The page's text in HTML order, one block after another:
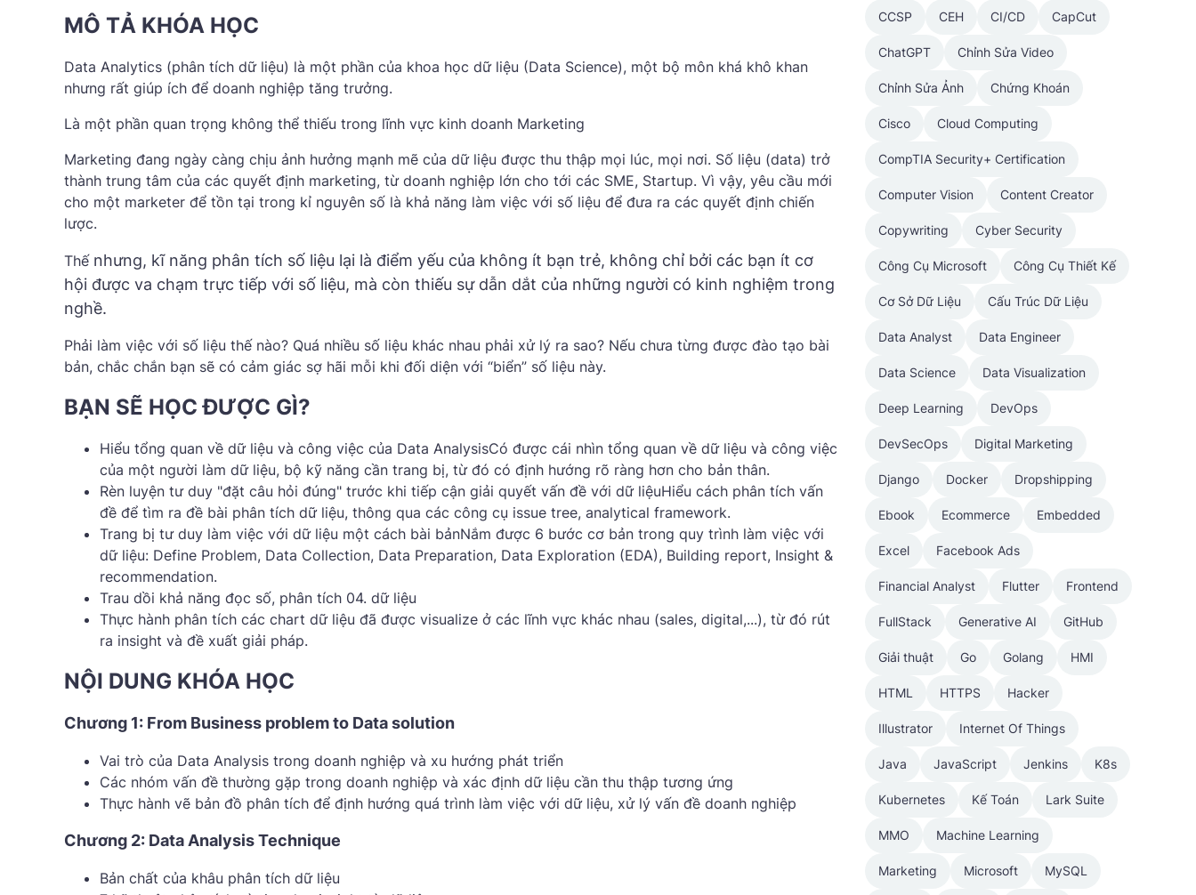
MÔ TẢ KHÓA HỌC
Data Analytics (phân tích dữ liệu) là một phần của khoa học dữ liệu (Data Science), một bộ môn khá khô khan
nhưng rất giúp ích để doanh nghiệp tăng trưởng.
Là một phần quan trọng không thể thiếu trong lĩnh vực kinh doanh Marketing
Marketing đang ngày càng chịu ảnh hưởng mạnh mẽ của dữ liệu được thu thập mọi lúc, mọi nơi. Số liệu (data) trở
thành trung tâm của các quyết định marketing, từ doanh nghiệp lớn cho tới các SME, Startup. Vì vậy, yêu cầu mới
cho một marketer để tồn tại trong kỉ nguyên số là khả năng làm việc với số liệu để đưa ra các quyết định chiến
lược.
Thế nhưng, kĩ năng phân tích số liệu lại là điểm yếu của không ít bạn trẻ, không chỉ bởi các bạn ít cơ
hội được va chạm trực tiếp với số liệu, mà còn thiếu sự dẫn dắt của những người có kinh nghiệm trong
nghề.
Phải làm việc với số liệu thế nào? Quá nhiều số liệu khác nhau phải xử lý ra sao? Nếu chưa từng được đào tạo bài
bản, chắc chắn bạn sẽ có cảm giác sợ hãi mỗi khi đối diện với “biển” số liệu này.
BẠN SẼ HỌC ĐƯỢC GÌ?
Hiểu tổng quan về dữ liệu và công việc của Data AnalysisCó được cái nhìn tổng quan về dữ liệu và công việc
của một người làm dữ liệu, bộ kỹ năng cần trang bị, từ đó có định hướng rõ ràng hơn cho bản thân.
Rèn luyện tư duy "đặt câu hỏi đúng" trước khi tiếp cận giải quyết vấn đề với dữ liệuHiểu cách phân tích vấn
đề để tìm ra đề bài phân tích dữ liệu, thông qua các công cụ issue tree, analytical framework.
Trang bị tư duy làm việc với dữ liệu một cách bài bảnNắm được 6 bước cơ bản trong quy trình làm việc với
dữ liệu: Define Problem, Data Collection, Data Preparation, Data Exploration (EDA), Building report, Insight &
recommendation.
Trau dồi khả năng đọc số, phân tích 04. dữ liệu
Thực hành phân tích các chart dữ liệu đã được visualize ở các lĩnh vực khác nhau (sales, digital,...), từ đó rút
ra insight và đề xuất giải pháp.
NỘI DUNG KHÓA HỌC
Chương 1: From Business problem to Data solution
Vai trò của Data Analysis trong doanh nghiệp và xu hướng phát triển
Các nhóm vấn đề thường gặp trong doanh nghiệp và xác định dữ liệu cần thu thập tương ứng
Thực hành vẽ bản đồ phân tích để định hướng quá trình làm việc với dữ liệu, xử lý vấn đề doanh nghiệp
Chương 2: Data Analysis Technique
Bản chất của khâu phân tích dữ liệu
CCSP CEH CI/CD CapCut
ChatGPT Chỉnh Sửa Video
Chỉnh Sửa Ảnh Chứng Khoán
Cisco Cloud Computing
CompTIA Security+ Certification
Computer Vision Content Creator
Copywriting Cyber Security
Công Cụ Microsoft Công Cụ Thiết Kế
Cơ Sở Dữ Liệu Cấu Trúc Dữ Liệu
Data Analyst Data Engineer
Data Science Data Visualization
Deep Learning DevOps
DevSecOps Digital Marketing
Django Docker Dropshipping
Ebook Ecommerce Embedded
Excel Facebook Ads
Financial Analyst Flutter Frontend
FullStack Generative AI GitHub
Giải thuật Go Golang HMI
HTML HTTPS Hacker
Illustrator Internet Of Things
Java JavaScript Jenkins K8s
Kubernetes Kế Toán Lark Suite
MMO Machine Learning
Marketing Microsoft MySQL